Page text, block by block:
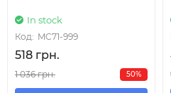
In stock
Код: MC71-999
518 грн.
1 036 грн. 50%